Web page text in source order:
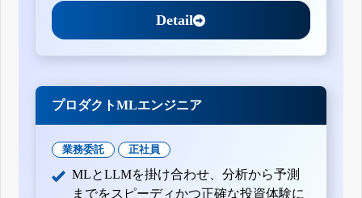
Detail
プロダクトMLエンジニア
業務委託 正社員
MLとLLMを掛け合わせ、分析から予測
までをスピーディかつ正確な投資体験に